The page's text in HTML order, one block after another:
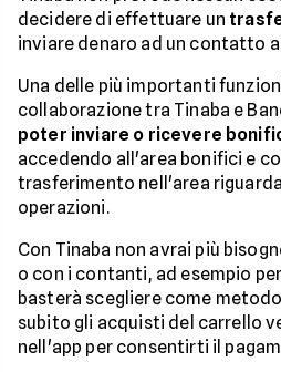
decidere di effettuare un
inviare denaro ad un contatto
Una delle più importanti
collaborazione tra Tinaba e
poter inviare o ricevere
accedendo all'area bonifici e
trasferimento nell'area
operazioni.
Con Tinaba non avrai più
o con i contanti, ad esempio per
basterà scegliere come
subito gli acquisti del carrello
nell'app per consentirti il